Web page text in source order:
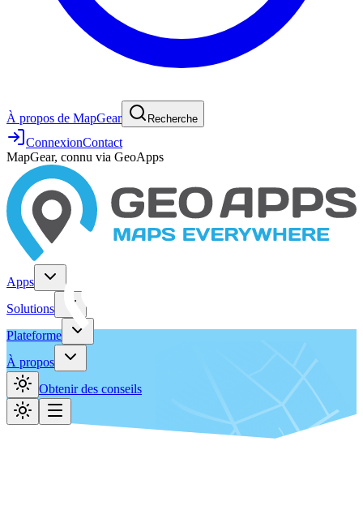
À propos de MapGear Recherche
ConnexionContact
MapGear, connu via GeoApps
Apps
Solutions
Plateforme
À propos
Obtenir des conseils